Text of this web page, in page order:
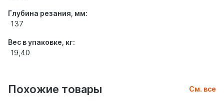
Глубина резания, мм:
137
Вес в упаковке, кг:
19,40
Похожие товары См. все